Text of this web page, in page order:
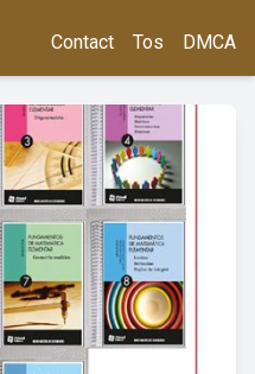
Contact Tos DMCA